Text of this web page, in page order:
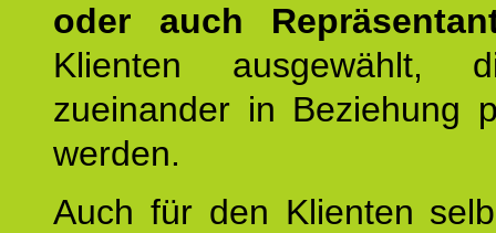
oder auch
Klienten ausgewählt,
zueinander in Beziehung
werden.
Auch für den Klienten